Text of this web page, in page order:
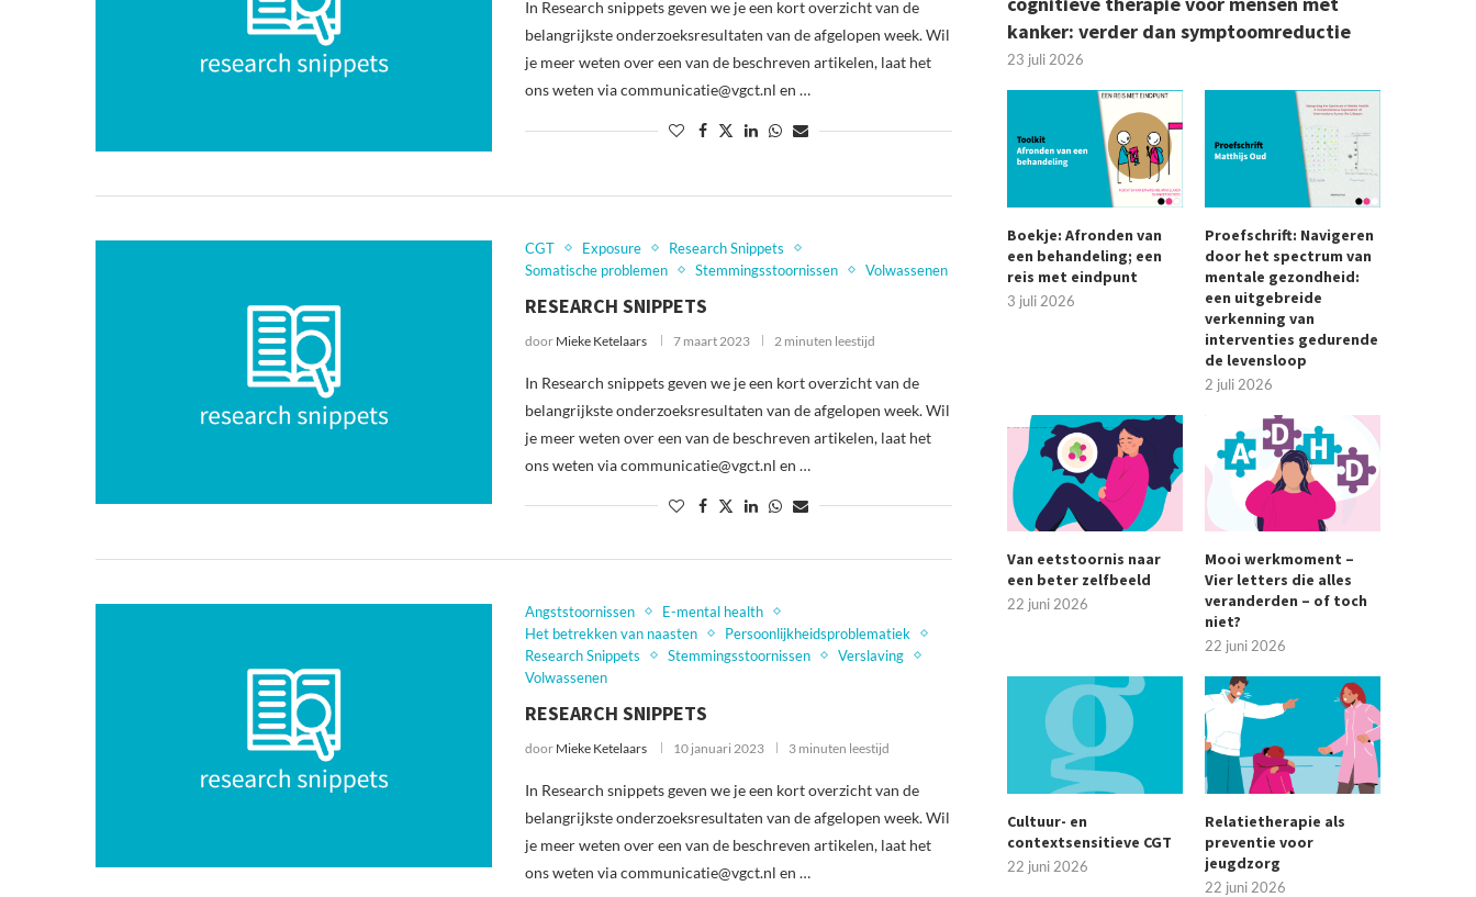
In Research snippets geven we je een kort overzicht van de
belangrijkste onderzoeksresultaten van de afgelopen week. Wil
je meer weten over een van de beschreven artikelen, laat het
ons weten via communicatie@vgct.nl en …
CGT Exposure
Research Snippets
Somatische problemen
Stemmingsstoornissen Volwassenen
RESEARCH SNIPPETS
door Mieke Ketelaars 7 maart 2023 2 minuten leestijd
In Research snippets geven we je een kort overzicht van de
belangrijkste onderzoeksresultaten van de afgelopen week. Wil
je meer weten over een van de beschreven artikelen, laat het
ons weten via communicatie@vgct.nl en …
Angststoornissen
E-mental health
Het betrekken van naasten
Persoonlijkheidsproblematiek
Research Snippets
Stemmingsstoornissen
Verslaving
Volwassenen
RESEARCH SNIPPETS
door Mieke Ketelaars 10 januari 2023 3 minuten leestijd
In Research snippets geven we je een kort overzicht van de
belangrijkste onderzoeksresultaten van de afgelopen week. Wil
je meer weten over een van de beschreven artikelen, laat het
ons weten via communicatie@vgct.nl en …
kanker: verder dan symptoomreductie
23 juli 2026
Boekje: Afronden van
een behandeling; een
reis met eindpunt
3 juli 2026
Proefschrift: Navigeren
door het spectrum van
mentale gezondheid:
een uitgebreide
verkenning van
interventies gedurende
de levensloop
2 juli 2026
Van eetstoornis naar
een beter zelfbeeld
22 juni 2026
Mooi werkmoment –
Vier letters die alles
veranderden – of toch
niet?
22 juni 2026
Cultuur- en
contextsensitieve CGT
22 juni 2026
Relatietherapie als
preventie voor
jeugdzorg
22 juni 2026